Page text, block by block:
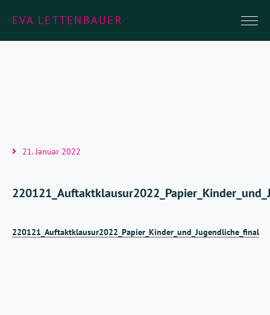
EVA LETTENBAUER
21. Januar 2022
220121_Auftaktklausur2022_Papier_Kinder_und_Jugendliche_final